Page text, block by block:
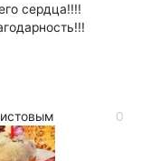
сердца!!!!
0